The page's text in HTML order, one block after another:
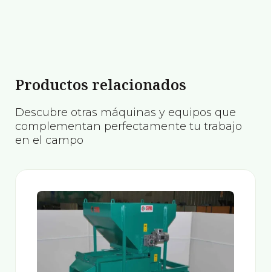
Productos relacionados
Descubre otras máquinas y equipos que
complementan perfectamente tu trabajo
en el campo